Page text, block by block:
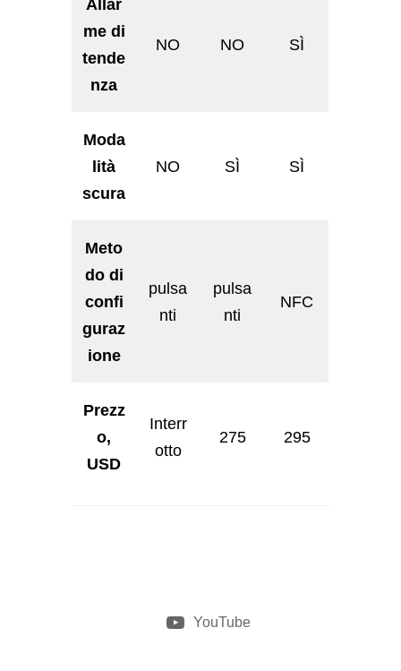
Allar
me di
tende
nza
NO NO SÌ
Moda
lità
scura
NO SÌ SÌ
Meto
do di
confi
guraz
ione
pulsa
nti
pulsa
nti
NFC
Prezz
o,
USD
Interr
otto
275 295
YouTube